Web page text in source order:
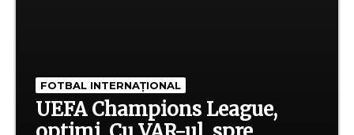
FOTBAL INTERNAȚIONAL
UEFA Champions League,